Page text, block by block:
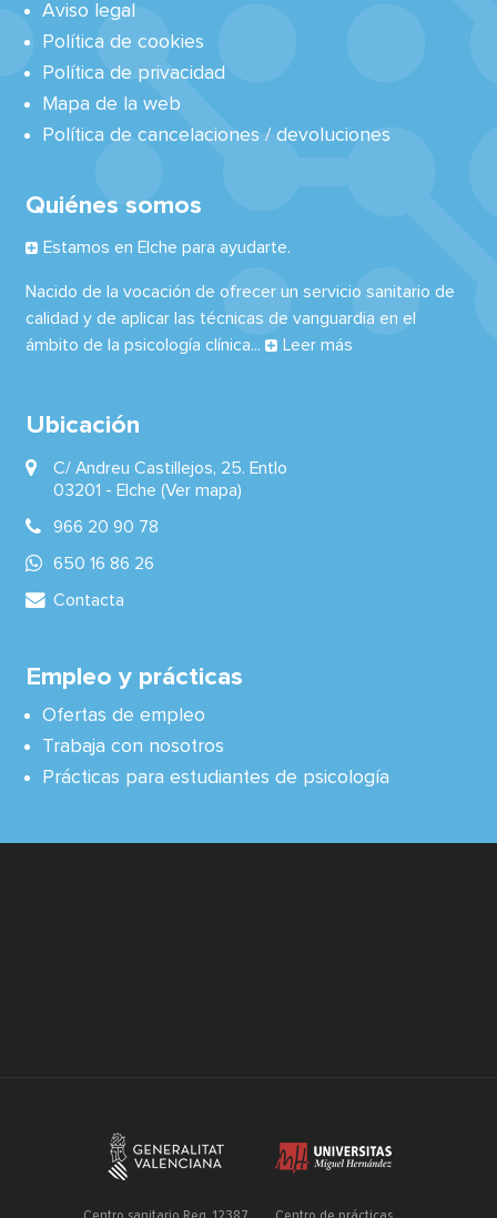
Aviso legal
Política de cookies
Política de privacidad
Mapa de la web
Política de cancelaciones / devoluciones
Quiénes somos
Estamos en Elche para ayudarte.
Nacido de la vocación de ofrecer un servicio sanitario de
calidad y de aplicar las técnicas de vanguardia en el
ámbito de la psicología clínica...
Leer más
Ubicación
C/ Andreu Castillejos, 25. Entlo
03201 - Elche (Ver mapa)
966 20 90 78
650 16 86 26
Contacta
Empleo y prácticas
Ofertas de empleo
Trabaja con nosotros
Prácticas para estudiantes de psicología